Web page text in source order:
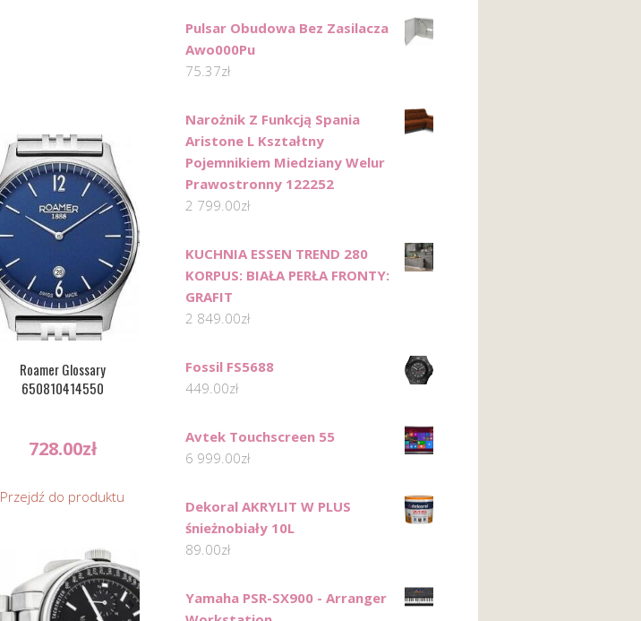
Roamer Glossary
650810414550
728.00zł
Przejdź do produktu
Pulsar Obudowa Bez Zasilacza
Awo000Pu
75.37zł
Narożnik Z Funkcją Spania
Aristone L Kształtny
Pojemnikiem Miedziany Welur
Prawostronny 122252
2 799.00zł
KUCHNIA ESSEN TREND 280
KORPUS: BIAŁA PERŁA FRONTY:
GRAFIT
2 849.00zł
Fossil FS5688
449.00zł
Avtek Touchscreen 55
6 999.00zł
Dekoral AKRYLIT W PLUS
śnieżnobiały 10L
89.00zł
Yamaha PSR-SX900 - Arranger